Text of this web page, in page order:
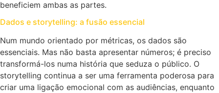
beneficiem ambas as partes.
Dados e storytelling: a fusão essencial
Num mundo orientado por métricas, os dados são
essenciais. Mas não basta apresentar números; é preciso
transformá-los numa história que seduza o público. O
storytelling continua a ser uma ferramenta poderosa para
criar uma ligação emocional com as audiências, enquanto